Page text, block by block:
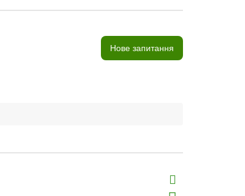
Нове запитання